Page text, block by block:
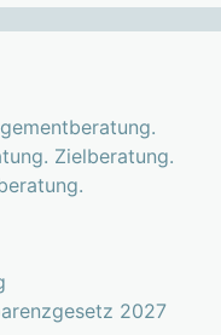
Zielberatung.
2027